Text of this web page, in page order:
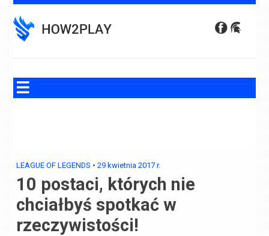
to
content
LEAGUE OF LEGENDS •29 kwietnia 2017 r.
10 postaci, których nie
chciałbyś spotkać w
rzeczywistości!